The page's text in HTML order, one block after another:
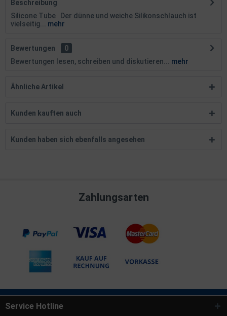
Beschreibung
Silicone Tube Der dünne und weiche Silikonschlauch ist
vielseitig...
mehr
Bewertungen
0
Bewertungen lesen, schreiben und diskutieren...
mehr
Ähnliche Artikel
Kunden kauften auch
Kunden haben sich ebenfalls angesehen
Zahlungsarten
Service Hotline